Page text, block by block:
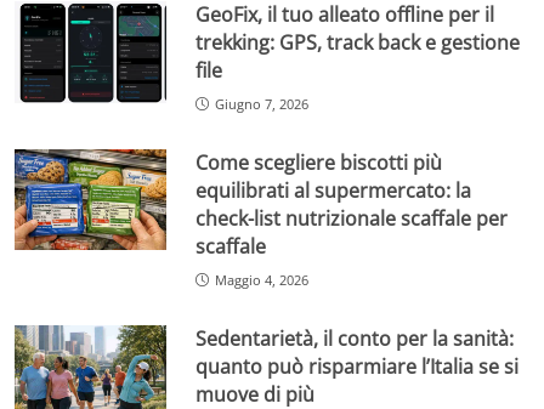
GeoFix, il tuo alleato offline per il
trekking: GPS, track back e gestione
file
Giugno 7, 2026
Come scegliere biscotti più
equilibrati al supermercato: la
check-list nutrizionale scaffale per
scaffale
Maggio 4, 2026
Sedentarietà, il conto per la sanità:
quanto può risparmiare l’Italia se si
muove di più